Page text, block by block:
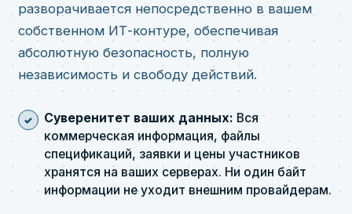
разворачивается непосредственно в вашем
собственном ИТ-контуре, обеспечивая
абсолютную безопасность, полную
независимость и свободу действий.
Суверенитет ваших данных: Вся
коммерческая информация, файлы
спецификаций, заявки и цены участников
хранятся на ваших серверах. Ни один байт
информации не уходит внешним провайдерам.